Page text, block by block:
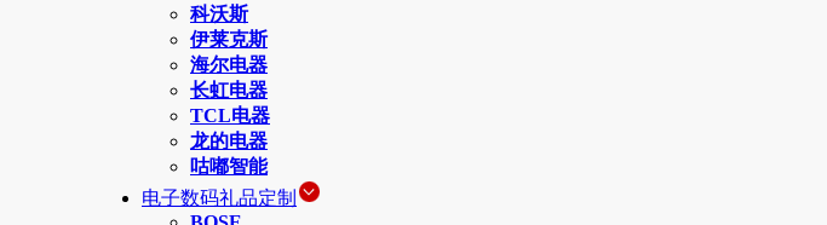
科沃斯
伊莱克斯
海尔电器
长虹电器
TCL电器
龙的电器
咕嘟智能
电子数码礼品定制